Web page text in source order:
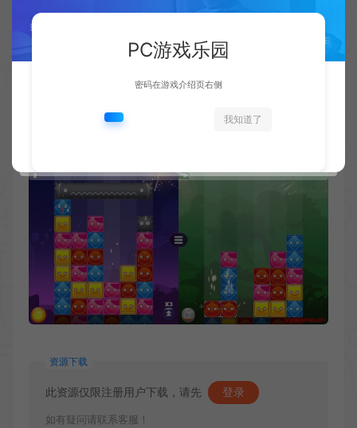
资源下载
此资源仅限注册用户下载，请先 登录
如有疑问请联系客服！
PC游戏乐园
密码在游戏介绍页右侧
我知道了